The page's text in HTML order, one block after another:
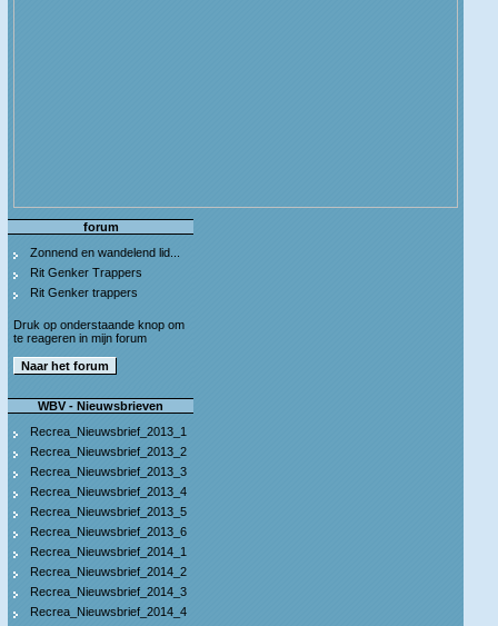
forum
Zonnend en wandelend lid...
Rit Genker Trappers
Rit Genker trappers
Druk op onderstaande knop om
te reageren in mijn forum
WBV - Nieuwsbrieven
Recrea_Nieuwsbrief_2013_1
Recrea_Nieuwsbrief_2013_2
Recrea_Nieuwsbrief_2013_3
Recrea_Nieuwsbrief_2013_4
Recrea_Nieuwsbrief_2013_5
Recrea_Nieuwsbrief_2013_6
Recrea_Nieuwsbrief_2014_1
Recrea_Nieuwsbrief_2014_2
Recrea_Nieuwsbrief_2014_3
Recrea_Nieuwsbrief_2014_4